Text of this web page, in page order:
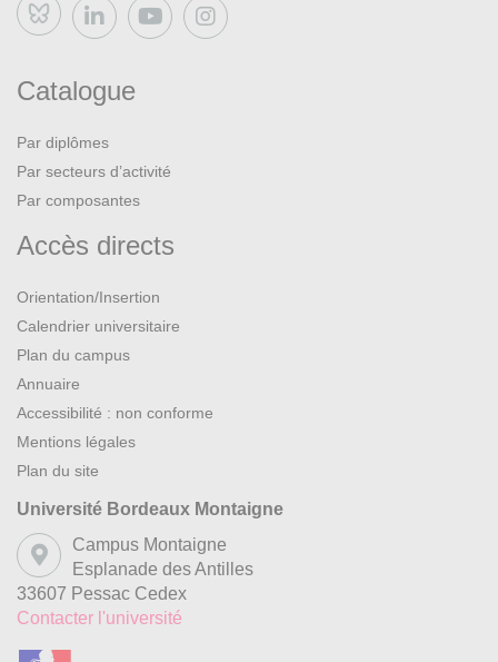
Bluesky
Catalogue
Par diplômes
Par secteurs d’activité
Par composantes
Accès directs
Orientation/Insertion
Calendrier universitaire
Plan du campus
Annuaire
Accessibilité : non conforme
Mentions légales
Plan du site
Université Bordeaux Montaigne
Campus Montaigne
Esplanade des Antilles
33607 Pessac Cedex
Contacter l'université